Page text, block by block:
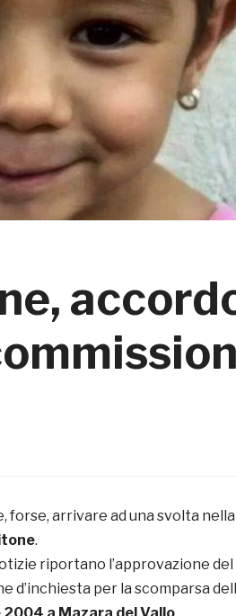
forse, arrivare ad una svolta
.
riportano l’approvazione
d’inchiesta per la scomparsa